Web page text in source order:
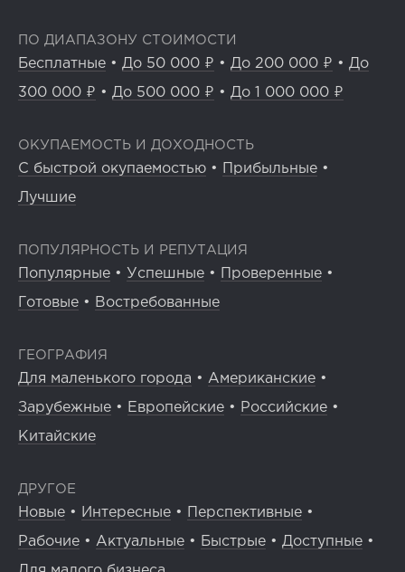
ПО ДИАПАЗОНУ СТОИМОСТИ
Бесплатные • До 50 000 ₽ • До 200 000 ₽ • До
300 000 ₽ • До 500 000 ₽ • До 1 000 000 ₽
ОКУПАЕМОСТЬ И ДОХОДНОСТЬ
С быстрой окупаемостью • Прибыльные •
Лучшие
ПОПУЛЯРНОСТЬ И РЕПУТАЦИЯ
Популярные • Успешные • Проверенные •
Готовые • Востребованные
ГЕОГРАФИЯ
Для маленького города • Американские •
Зарубежные • Европейские • Российские •
Китайские
ДРУГОЕ
Новые • Интересные • Перспективные •
Рабочие • Актуальные • Быстрые • Доступные •